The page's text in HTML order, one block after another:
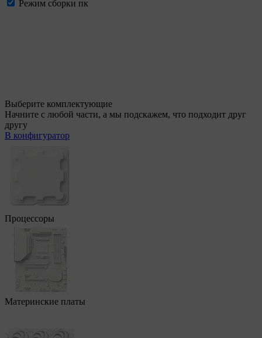
Режим сборки пк
Выберите комплектующие
Начните с любой части, а мы подскажем, что подходит друг
другу
В конфигуратор
Процессоры
Материнские платы